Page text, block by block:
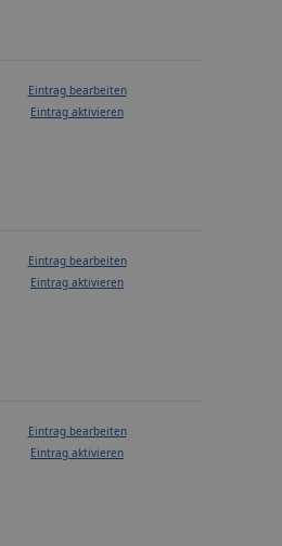
Eintrag bearbeiten
Eintrag aktivieren
Eintrag bearbeiten
Eintrag aktivieren
Eintrag bearbeiten
Eintrag aktivieren